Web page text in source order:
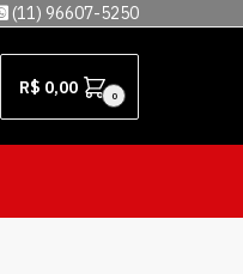
(11) 96607-5250
R$ 0,00 0